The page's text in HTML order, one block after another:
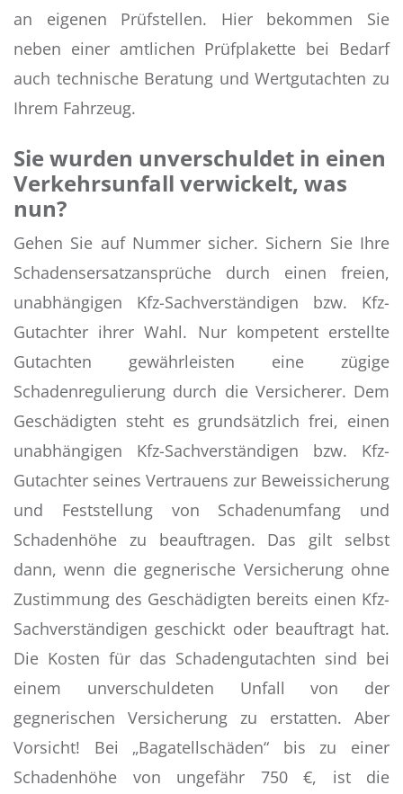
an eigenen Prüfstellen. Hier bekommen Sie
neben einer amtlichen Prüfplakette bei Bedarf
auch technische Beratung und Wertgutachten zu
Ihrem Fahrzeug.
​Sie wurden unverschuldet in einen
Verkehrsunfall verwickelt, was
nun?
Gehen Sie auf Nummer sicher. Sichern Sie Ihre
Schadensersatzansprüche durch einen freien,
unabhängigen Kfz-Sachverständigen bzw. Kfz-
Gutachter ihrer Wahl. Nur kompetent erstellte
Gutachten gewährleisten eine zügige
Schadenregulierung durch die Versicherer. Dem
Geschädigten steht es grundsätzlich frei, einen
unabhängigen Kfz-Sachverständigen bzw. Kfz-
Gutachter seines Vertrauens zur Beweissicherung
und Feststellung von Schadenumfang und
Schadenhöhe zu beauftragen. Das gilt selbst
dann, wenn die gegnerische Versicherung ohne
Zustimmung des Geschädigten bereits einen Kfz-
Sachverständigen geschickt oder beauftragt hat.
Die Kosten für das Schadengutachten sind bei
einem unverschuldeten Unfall von der
gegnerischen Versicherung zu erstatten. Aber
Vorsicht! Bei „Bagatellschäden“ bis zu einer
Schadenhöhe von ungefähr 750 €, ist die